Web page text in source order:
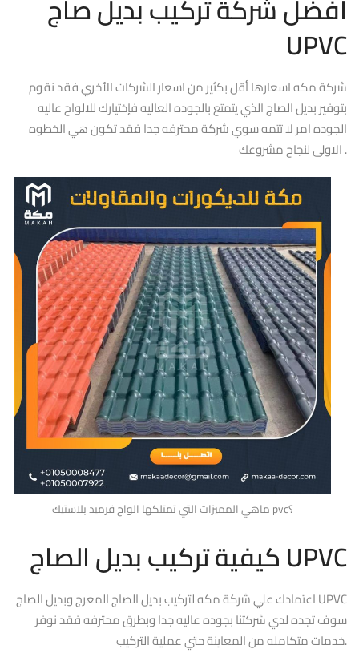
افضل شركة تركيب بديل صاج
UPVC
شركة مكه اسعارها أقل بكثير من اسعار الشركات الأخري فقد نقوم
بتوفير بديل الصاج الذي يتمتع بالجوده العاليه فإختيارك للالواح عاليه
الجوده امر لا تتمه سوي شركة محترفه جدا فقد تكون هي الخطوه
الاولى لنجاح مشروعك .
ماهي المميزات التي تمتلكها الواح قرميد بلاستيك pvc؟
كيفية تركيب بديل الصاج UPVC
اعتمادك علي شركة مكه لتركيب بديل الصاج المعرج وبديل الصاج UPVC
سوف تجده لدي شركتنا بجوده عاليه جدا وبطرق محترفه فقد نوفر
خدمات متكامله من المعاينة حتي عملية التركيب.